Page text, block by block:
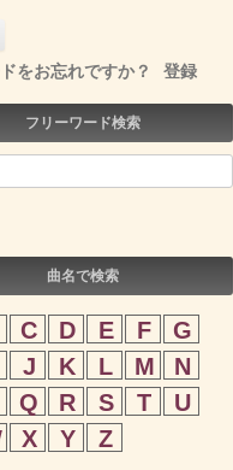
をお忘れですか？ 登録
フリーワード検索
曲名で検索
C D E F
G
J K L M
N
Q R S T
U
X Y Z